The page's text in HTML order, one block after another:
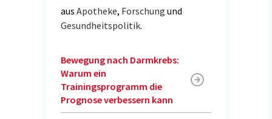
aus Apotheke, Forschung und
Gesundheitspolitik.
Bewegung nach Darmkrebs:
Warum ein
Trainingsprogramm die
Prognose verbessern kann